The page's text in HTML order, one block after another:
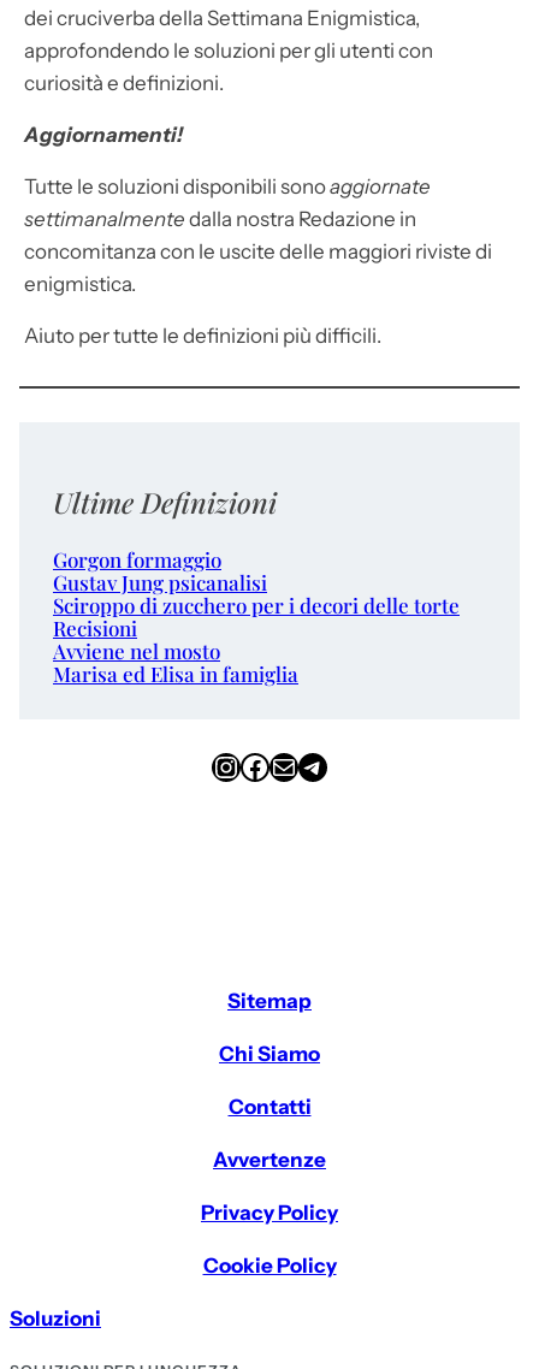
dei cruciverba della Settimana Enigmistica,
approfondendo le soluzioni per gli utenti con
curiosità e definizioni.
Aggiornamenti!
Tutte le soluzioni disponibili sonoaggiornate
settimanalmente dalla nostra Redazione in
concomitanza con le uscite delle maggiori riviste di
enigmistica.
Aiuto per tutte le definizioni più difficili.
Ultime Definizioni
Gorgon formaggio
Gustav Jung psicanalisi
Sciroppo di zucchero per i decori delle torte
Recisioni
Avviene nel mosto
Marisa ed Elisa in famiglia
InstagramFacebook Email Telegram
Sitemap
Chi Siamo
Contatti
Avvertenze
Privacy Policy
Cookie Policy
Soluzioni